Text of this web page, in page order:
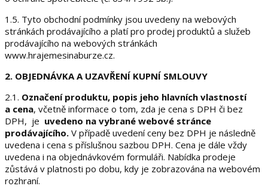
1.5. Tyto obchodní podmínky jsou uvedeny na webových
stránkách prodávajícího a platí pro prodej produktů a služeb
prodávajícího na webových stránkách
www.hrajemesinaburze.cz.
2. OBJEDNÁVKA A UZAVŘENÍ KUPNÍ SMLOUVY
2.1. Označení produktu, popis jeho hlavních vlastností
a cena, včetně informace o tom, zda je cena s DPH či bez
DPH, je uvedeno na vybrané webové stránce
prodávajícího. V případě uvedení ceny bez DPH je následně
uvedena i cena s příslušnou sazbou DPH. Cena je dále vždy
uvedena i na objednávkovém formuláři. Nabídka prodeje
zůstává v platnosti po dobu, kdy je zobrazována na webovém
rozhraní.